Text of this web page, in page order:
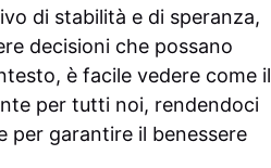
di stabilità e di speranza,
decisioni che possano
è facile vedere come il
per tutti noi, rendendoci
per garantire il benessere